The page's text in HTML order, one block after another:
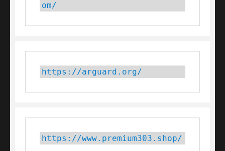
om/
https://arguard.org/
https://www.premium303.shop/